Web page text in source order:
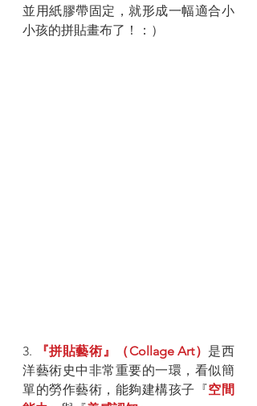
並用紙膠帶固定，就形成一幅適合小
小孩的拼貼畫布了！：）
3. 『拼貼藝術』（Collage Art） 是西
洋藝術史中非常重要的一環，看似簡
單的勞作藝術，能夠建構孩子『空間